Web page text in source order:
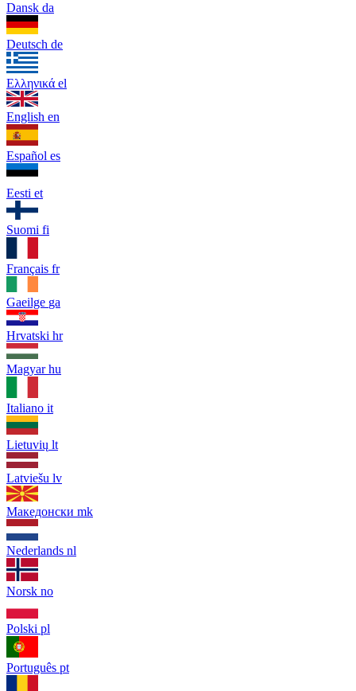
Dansk da
Deutsch de
Ελληνικά el
English en
Español es
Eesti et
Suomi fi
Français fr
Gaeilge ga
Hrvatski hr
Magyar hu
Italiano it
Lietuvių lt
Latviešu lv
Македонски mk
Nederlands nl
Norsk no
Polski pl
Português pt